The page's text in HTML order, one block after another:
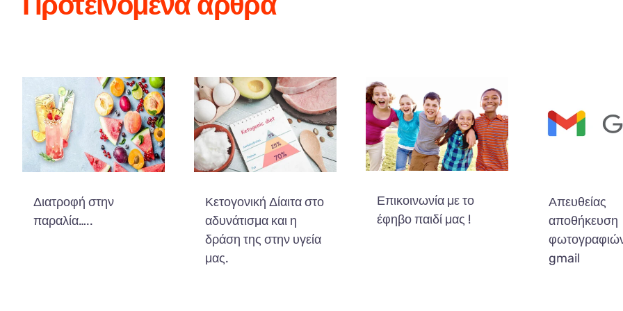
Διατροφή στην
παραλία…..
Κετογονική Δίαιτα στο
αδυνάτισμα και η
δράση της στην υγεία
μας.
Επικοινωνία με το
έφηβο παιδί μας !
Απευθείας
αποθήκευση
gmail